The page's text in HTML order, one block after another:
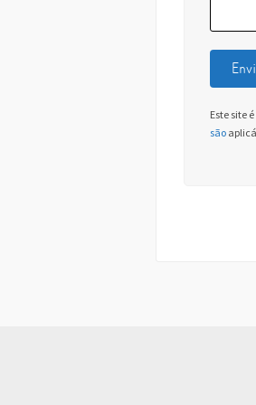
Este site
são